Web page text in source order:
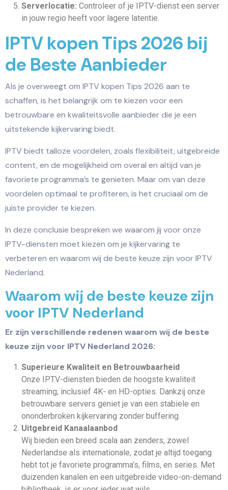
Serverlocatie: Controleer of je IPTV-dienst een server
in jouw regio heeft voor lagere latentie.
IPTV kopen Tips 2026 bij
de Beste Aanbieder
Als je overweegt om IPTV kopen Tips 2026 aan te
schaffen, is het belangrijk om te kiezen voor een
betrouwbare en kwaliteitsvolle aanbieder die je een
uitstekende kijkervaring biedt.
IPTV biedt talloze voordelen, zoals flexibiliteit, uitgebreide
content, en de mogelijkheid om overal en altijd van je
favoriete programma’s te genieten. Maar om van deze
voordelen optimaal te profiteren, is het cruciaal om de
juiste provider te kiezen.
In deze conclusie bespreken we waarom jij voor onze
IPTV-diensten moet kiezen om je kijkervaring te
verbeteren en waarom wij de beste keuze zijn voor IPTV
Nederland.
Waarom wij de beste keuze zijn
voor IPTV Nederland
Er zijn verschillende redenen waarom wij de beste
keuze zijn voor IPTV Nederland 2026:
Superieure Kwaliteit en Betrouwbaarheid
Onze IPTV-diensten bieden de hoogste kwaliteit
streaming, inclusief 4K- en HD-opties. Dankzij onze
betrouwbare servers geniet je van een stabiele en
ononderbroken kijkervaring zonder buffering.
Uitgebreid Kanaalaanbod
Wij bieden een breed scala aan zenders, zowel
Nederlandse als internationale, zodat je altijd toegang
hebt tot je favoriete programma’s, films, en series. Met
duizenden kanalen en een uitgebreide video-on-demand